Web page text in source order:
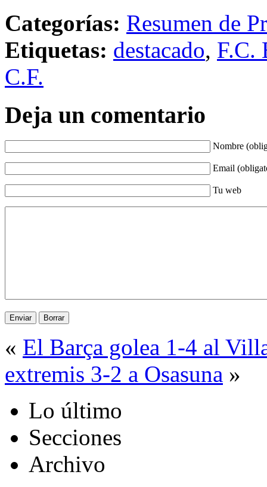
Categorías: Resumen de
Etiquetas: destacado, F.C.
C.F.
Deja un comentario
Nombre
Email
Tu web
« El Barça golea 1-4 al
extremis 3-2 a Osasuna »
Lo último
Secciones
Archivo